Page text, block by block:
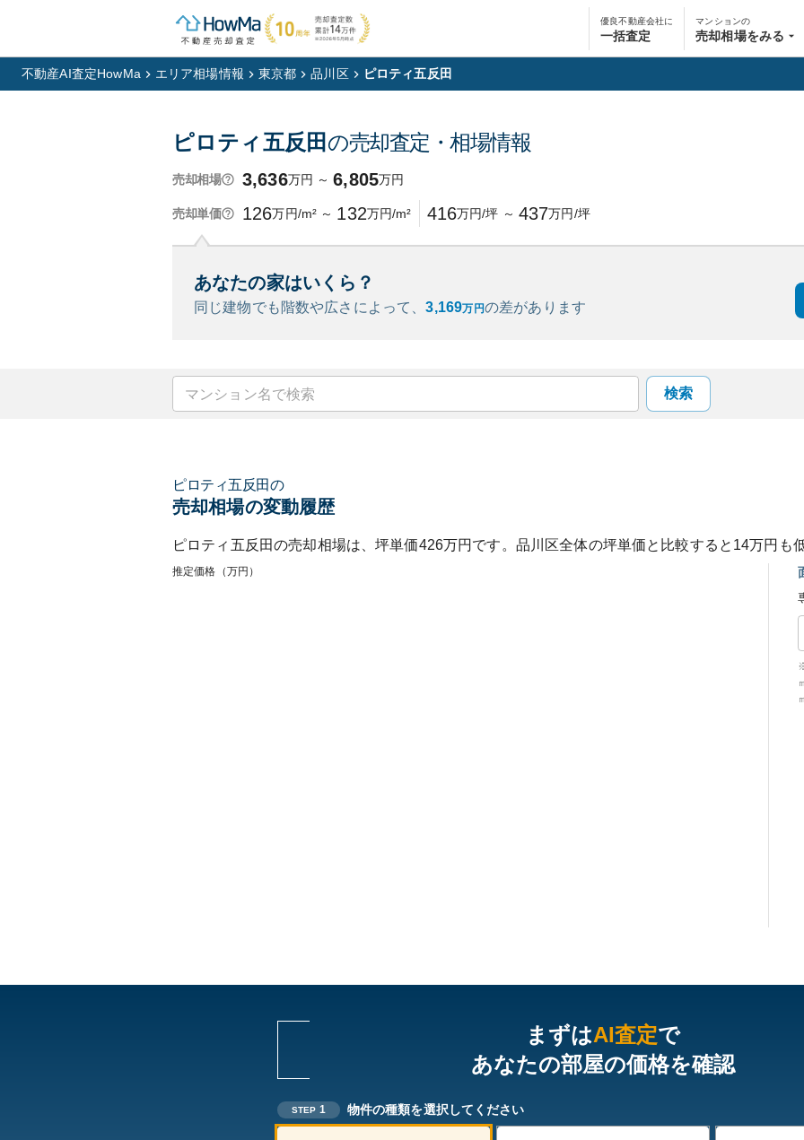
優良不動産会社に
一括査定
マンションの
売却相場をみる
不動産AI査定HowMa エリア相場情報 東京都 品川区 ピロティ五反田
ピロティ五反田 の売却査定・相場情報
売却相場 3,636万円 ～ 6,805万円
売却単価 126万円/m² ～ 132万円/m² 416万円/坪 ～ 437万円/坪
あなたの家はいくら？
同じ建物でも階数や広さによって、3,169万円の差があります
検索
ピロティ五反田の
売却相場の変動履歴
ピロティ五反田の売却相場は、坪単価426万円です。 品川区全体の坪単価と比較すると 14万円も
推定価格（万円）
まずはAI査定で
あなたの部屋の価格を確認
STEP 1 物件の種類を選択してください